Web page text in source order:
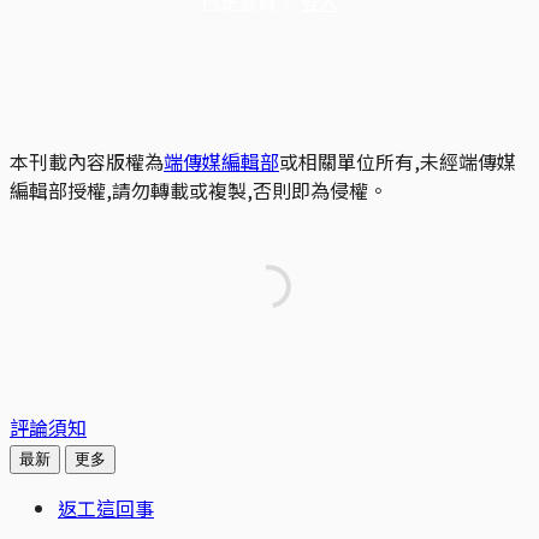
本刊載內容版權為端傳媒編輯部或相關單位所有,未經端傳媒
編輯部授權,請勿轉載或複製,否則即為侵權。
評論須知
最新 更多
返工這回事